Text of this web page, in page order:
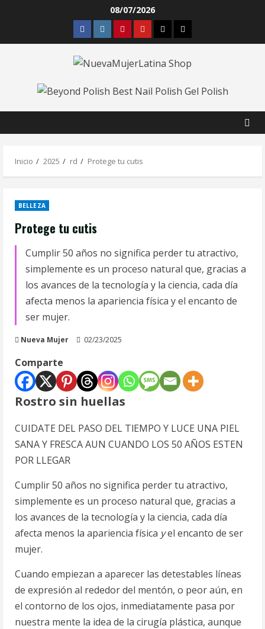
08/07/2026
Inicio 2025 rd Protege tu cutis
BELLEZA
Protege tu cutis
Cumplir 50 años no significa perder tu atractivo,
simplemente es un proceso natural que, gracias a
los avances de la tecnología y la ciencia, cada día
afecta menos la apariencia física y el encanto de
ser mujer.
Nueva Mujer 02/23/2025
Comparte
Rostro sin huellas
CUIDATE DEL PASO DEL TlEMPO Y LUCE UNA PIEL
SANA Y FRESCA AUN CUANDO LOS 50 AÑOS ESTEN
POR LLEGAR
Cumplir 50 años no significa perder tu atractivo,
simplemente es un proceso natural que, gracias a
los avances de la tecnología y la ciencia, cada día
afecta menos la apariencia física yel encanto de ser
mujer.
Cuando empiezan a aparecer las detestables líneas
de expresión al rededor del mentón, o peor aún, en
el contorno de los ojos, inmediatamente pasa por
nuestra mente la idea de la cirugía plástica, aunque